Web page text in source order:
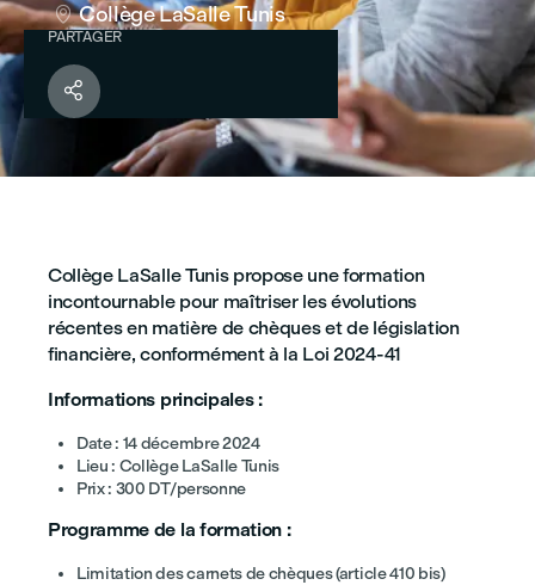
 Collège LaSalle Tunis
PARTAGER

Collège LaSalle Tunis propose une formation
incontournable pour maîtriser les évolutions
récentes en matière de chèques et de législation
financière, conformément à la Loi 2024-41
Informations principales :
Date : 14 décembre 2024
Lieu : Collège LaSalle Tunis
Prix : 300 DT/personne
Programme de la formation :
Limitation des carnets de chèques (article 410 bis)